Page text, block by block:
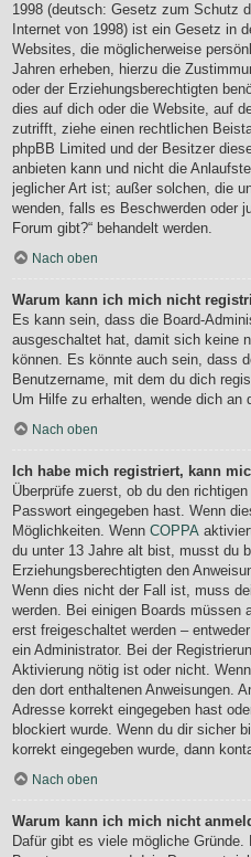
1998 (deutsch: Gesetz zum Schutz
Internet von 1998) ist ein Gesetz in
Websites, die möglicherweise
Jahren erheben, hierzu die
oder der Erziehungsberechtigten
dies auf dich oder die Website, auf
zutrifft, ziehe einen rechtlichen
phpBB Limited und der Besitzer
anbieten kann und nicht die
jeglicher Art ist; außer solchen, die
wenden, falls es Beschwerden oder
Forum gibt?“ behandelt werden.
Nach oben
Warum kann ich mich nicht
Es kann sein, dass die Board-
ausgeschaltet hat, damit sich keine
können. Es könnte auch sein, dass
Benutzername, mit dem du dich
Um Hilfe zu erhalten, wende dich an
Nach oben
Ich habe mich registriert, kann
Überprüfe zuerst, ob du den
Passwort eingegeben hast. Wenn
Möglichkeiten. Wenn COPPA
du unter 13 Jahre alt bist, musst du
Erziehungsberechtigten den
Wenn dies nicht der Fall ist, muss
werden. Bei einigen Boards müssen
erst freigeschaltet werden –
ein Administrator. Bei der
Aktivierung nötig ist oder nicht.
den dort enthaltenen Anweisungen.
Adresse korrekt eingegeben hast
blockiert wurde. Wenn du dir sicher
korrekt eingegeben wurde, dann
Nach oben
Warum kann ich mich nicht
Dafür gibt es viele mögliche